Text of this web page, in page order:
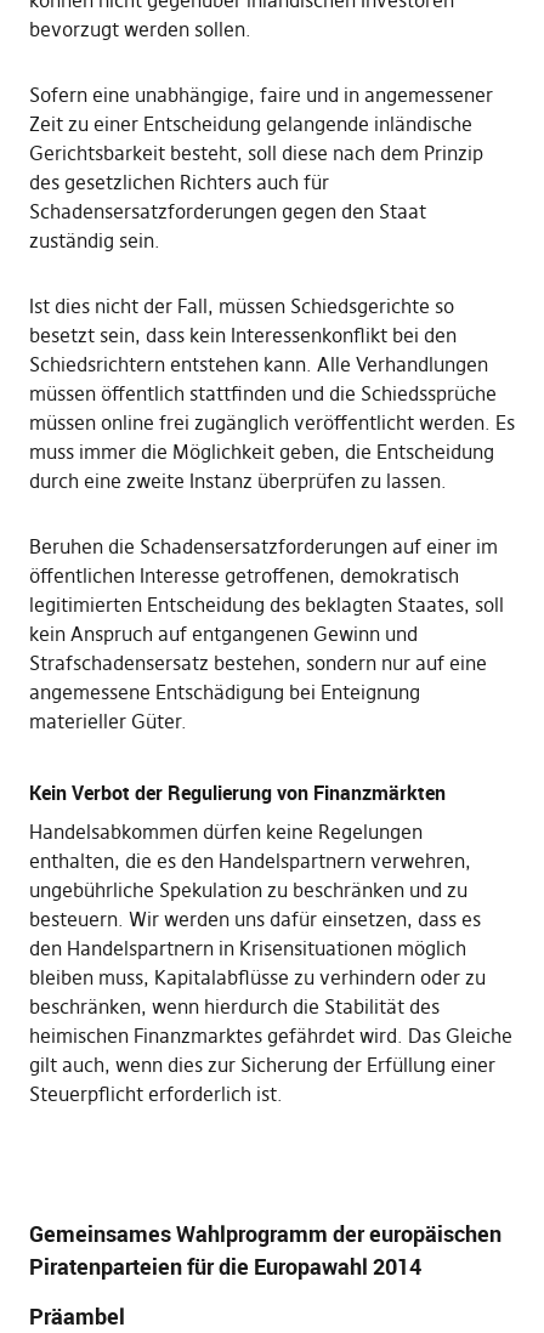
bevorzugt werden sollen.
Sofern eine unabhängige, faire und in angemessener
Zeit zu einer Entscheidung gelangende inländische
Gerichtsbarkeit besteht, soll diese nach dem Prinzip
des gesetzlichen Richters auch für
Schadensersatzforderungen gegen den Staat
zuständig sein.
Ist dies nicht der Fall, müssen Schiedsgerichte so
besetzt sein, dass kein Interessenkonflikt bei den
Schiedsrichtern entstehen kann. Alle Verhandlungen
müssen öffentlich stattfinden und die Schiedssprüche
müssen online frei zugänglich veröffentlicht werden. Es
muss immer die Möglichkeit geben, die Entscheidung
durch eine zweite Instanz überprüfen zu lassen.
Beruhen die Schadensersatzforderungen auf einer im
öffentlichen Interesse getroffenen, demokratisch
legitimierten Entscheidung des beklagten Staates, soll
kein Anspruch auf entgangenen Gewinn und
Strafschadensersatz bestehen, sondern nur auf eine
angemessene Entschädigung bei Enteignung
materieller Güter.
Kein Verbot der Regulierung von Finanzmärkten
Handelsabkommen dürfen keine Regelungen
enthalten, die es den Handelspartnern verwehren,
ungebührliche Spekulation zu beschränken und zu
besteuern. Wir werden uns dafür einsetzen, dass es
den Handelspartnern in Krisensituationen möglich
bleiben muss, Kapitalabflüsse zu verhindern oder zu
beschränken, wenn hierdurch die Stabilität des
heimischen Finanzmarktes gefährdet wird. Das Gleiche
gilt auch, wenn dies zur Sicherung der Erfüllung einer
Steuerpflicht erforderlich ist.
Gemeinsames Wahlprogramm der europäischen
Piratenparteien für die Europawahl 2014
Präambel